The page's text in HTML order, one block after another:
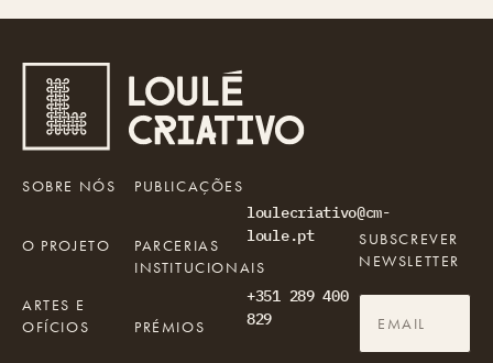
loulecriativo@cm-
loule.pt
+351 289 400
829
SOBRE NÓS
O PROJETO
ARTES E
OFÍCIOS
PUBLICAÇÕES
PARCERIAS
INSTITUCIONAIS
PRÉMIOS
SUBSCREVER
NEWSLETTER